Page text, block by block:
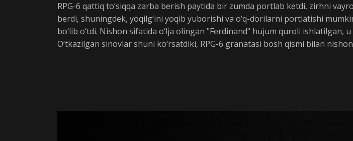
RPG-6 qattiq to‘siqqa zarba berish paytida bir zumda portlab ketdi, zirhni
berdi, shuningdek, yoqilg‘ini yoqib yuborishi va o‘q-dorilarni portlatishi
bo‘lib o‘tdi. Nishon sifatida o‘lja olingan "Ferdinand" hujum quroli
O‘tkazilgan sinovlar shuni ko‘rsatdiki, RPG-6 granatasi bosh qismi bilan